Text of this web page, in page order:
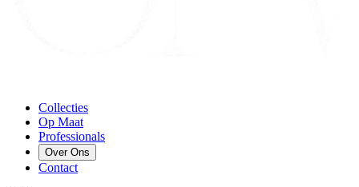
Collecties
Op Maat
Professionals
Over Ons
Contact